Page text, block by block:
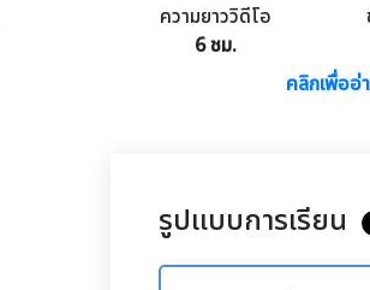
ความยาววิดีโอ
6 ชม.
คลิกเพื่ออ่
รูปแบบการเรียน